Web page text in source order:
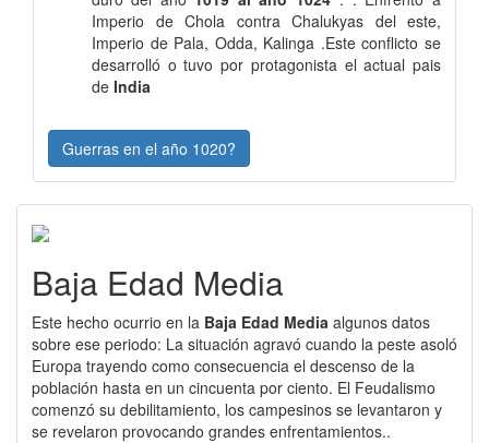
Imperio de Chola contra Chalukyas del este,
Imperio de Pala, Odda, Kalinga .Este conflicto se
desarrolló o tuvo por protagonista el actual pais
de India
Guerras en el año 1020?
Baja Edad Media
Este hecho ocurrio en la Baja Edad Media algunos datos
sobre ese periodo: La situación agravó cuando la peste asoló
Europa trayendo como consecuencia el descenso de la
población hasta en un cincuenta por ciento. El Feudalismo
comenzó su debilitamiento, los campesinos se levantaron y
se revelaron provocando grandes enfrentamientos..